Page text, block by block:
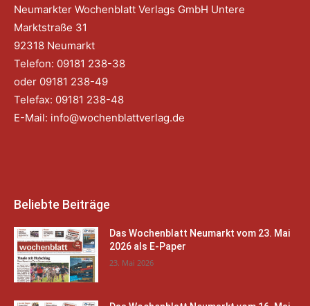
Neumarkter Wochenblatt Verlags GmbH Untere
Marktstraße 31
92318 Neumarkt
Telefon: 09181 238-38
oder 09181 238-49
Telefax: 09181 238-48
E-Mail: info@wochenblattverlag.de
Beliebte Beiträge
Das Wochenblatt Neumarkt vom 23. Mai
2026 als E-Paper
23. Mai 2026